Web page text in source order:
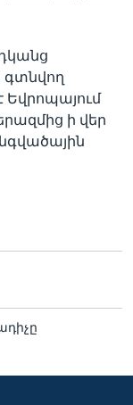
գտնվող
Եվրոպայում
ի վեր